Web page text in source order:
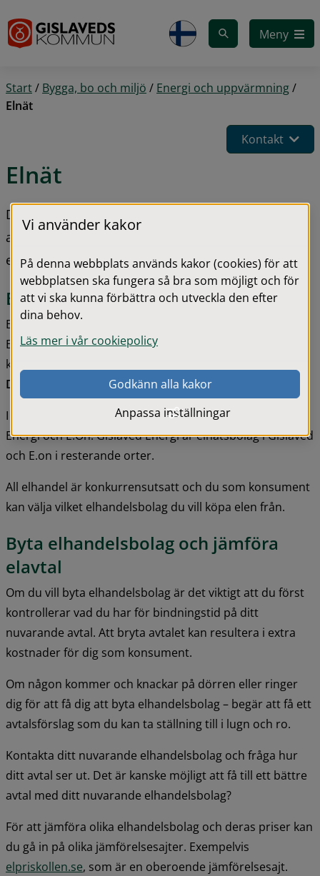
Meny
Start/ Bygga, bo och miljö / Energi och uppvärmning/
Elnät
Kontakt
Elnät
Din elräkning är uppdelad i två delar. Det beror på
att det finns två seperata avtal – ett för elnät och
ett för elhandel.
Elnät och elhandel
Elnätet är de kablar som elen transporteras i.
Elnätsbolaget har byggt elnätet och ansvarar för att elen
kommer fram.
Det är inte möjligt att byta elnätsbolag som konsument.
I Gislaveds kommun finns två elnätsbolag; Gislaved
Energi och E.On. Gislaved Energi är elnätsbolag i Gislaved
och E.on i resterande orter.
All elhandel är konkurrensutsatt och du som konsument
kan välja vilket elhandelsbolag du vill köpa elen från.
Byta elhandelsbolag och jämföra
elavtal
Om du vill byta elhandelsbolag är det viktigt att du först
kontrollerar vad du har för bindningstid på ditt
nuvarande avtal. Att bryta avtalet kan resultera i extra
kostnader för dig som konsument.
Om någon kommer och knackar på dörren eller ringer
dig för att få dig att byta elhandelsbolag – begär att få ett
avtalsförslag som du kan ta ställning till i lugn och ro.
Kontakta ditt nuvarande elhandelsbolag och fråga hur
ditt avtal ser ut. Det är kanske möjligt att få till ett bättre
avtal med ditt nuvarande elhandelsbolag?
För att jämföra olika elhandelsbolag och deras priser kan
elpriskollen.se, som är en oberoende jämförelsesajt.
Vi använder kakor
På denna webbplats används kakor (cookies) för att
webbplatsen ska fungera så bra som möjligt och för
att vi ska kunna förbättra och utveckla den efter
dina behov.
Läs mer i vår cookiepolicy
Godkänn alla kakor
Anpassa inställningar